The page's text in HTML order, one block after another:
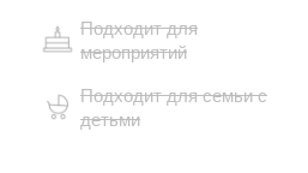
Подходит для
мероприятий
Подходит для семьи с
детьми